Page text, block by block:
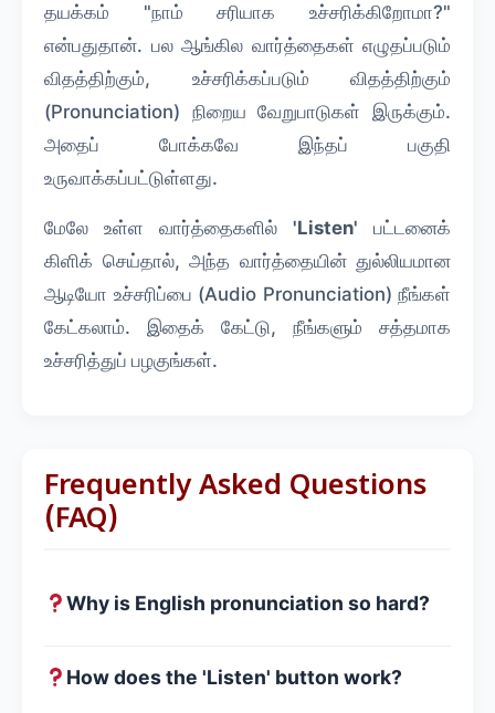
தயக்கம் "நாம் சரியாக உச்சரிக்கிறோமா?"
என்பதுதான். பல ஆங்கில வார்த்தைகள் எழுதப்படும்
விதத்திற்கும், உச்சரிக்கப்படும் விதத்திற்கும்
(Pronunciation) நிறைய வேறுபாடுகள் இருக்கும்.
அதைப் போக்கவே இந்தப் பகுதி
உருவாக்கப்பட்டுள்ளது.
மேலே உள்ள வார்த்தைகளில் 'Listen' பட்டனைக்
கிளிக் செய்தால், அந்த வார்த்தையின் துல்லியமான
ஆடியோ உச்சரிப்பை (Audio Pronunciation) நீங்கள்
கேட்கலாம். இதைக் கேட்டு, நீங்களும் சத்தமாக
உச்சரித்துப் பழகுங்கள்.
Frequently Asked Questions
(FAQ)
Why is English pronunciation so hard?
How does the 'Listen' button work?